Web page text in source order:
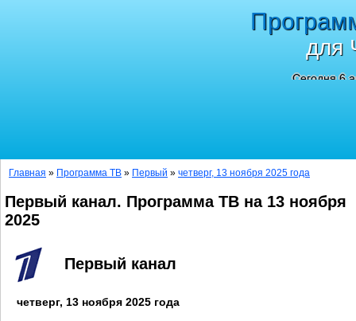
для
Сегодня 6
Главная » Программа ТВ » Первый » четверг, 13 ноября 2025 года
Первый канал. Программа ТВ на 13 ноября
2025
Первый канал
четверг, 13 ноября 2025 года